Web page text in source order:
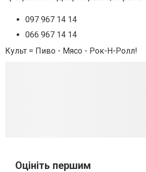
097 967 14 14
066 967 14 14
Культ = Пиво - Мясо - Рок-Н-Ролл!
Оцініть першим